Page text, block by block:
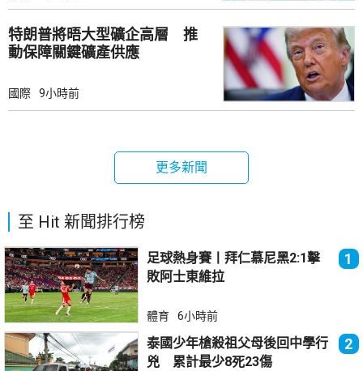
特朗普將晤大型礦企高層 推
動保障關鍵礦產供應
國際 9小時前
更多新聞
至 Hit 新聞排行榜
足球熱身賽丨拜仁慕尼黑2:1擊
敗阿士東維拉
1
體育 6小時前
泰國少年槍殺祖父母後回中學行
兇 累計最少8死23傷
2